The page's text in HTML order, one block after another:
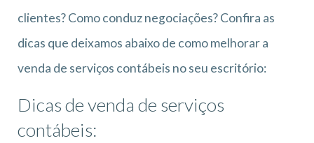
clientes? Como conduz negociações? Confira as
dicas que deixamos abaixo de como melhorar a
venda de serviços contábeis no seu escritório:
Dicas de venda de serviços
contábeis: